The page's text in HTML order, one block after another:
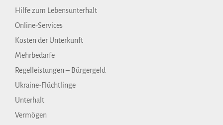
Hilfe zum Lebensunterhalt
Online-Services
Kosten der Unterkunft
Mehrbedarfe
Regelleistungen – Bürgergeld
Ukraine-Flüchtlinge
Unterhalt
Vermögen